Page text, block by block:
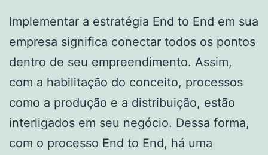
Implementar a estratégia End to End em sua
empresa significa conectar todos os pontos
dentro de seu empreendimento. Assim,
com a habilitação do conceito, processos
como a produção e a distribuição, estão
interligados em seu negócio. Dessa forma,
com o processo End to End, há uma